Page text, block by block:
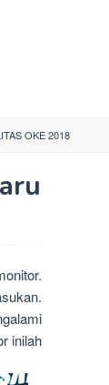
OKE 2018
inilah